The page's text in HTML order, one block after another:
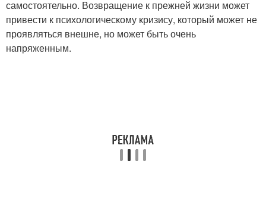
самостоятельно. Возвращение к прежней жизни может
привести к психологическому кризису, который может не
проявляться внешне, но может быть очень
напряженным.